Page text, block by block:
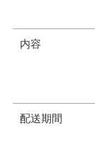
内容
配送期間